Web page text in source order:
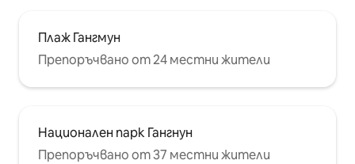
Плаж Гангмун
Препоръчвано от 24 местни жители
Национален парк Гангнун
Препоръчвано от 37 местни жители